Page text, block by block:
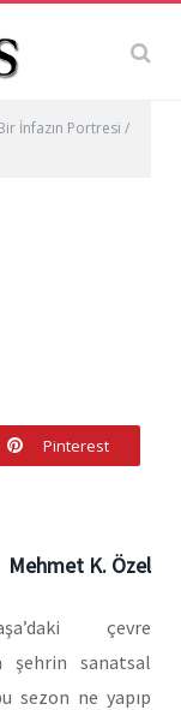
İnfazın Portresi /
Pinterest
Mehmet K. Özel
çevre
şehrin sanatsal
sezon ne yapıp